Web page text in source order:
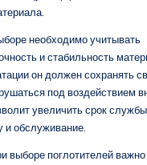
необходимо учитывать
и стабильность
он должен сохранять
под воздействием
увеличить срок
и обслуживание.
выборе поглотителей важно